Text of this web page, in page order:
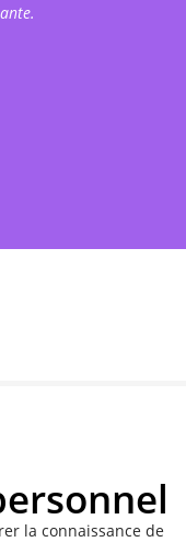
la connaissance de